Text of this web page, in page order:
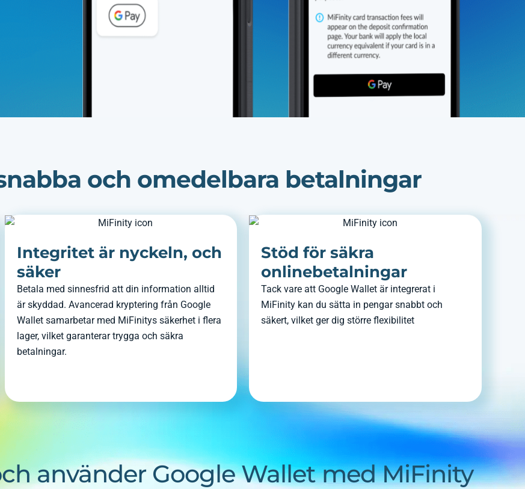
och omedelbara betalningar
Integritet är nyckeln, och
säker
Betala med sinnesfrid att din information alltid
är skyddad. Avancerad kryptering från Google
Wallet samarbetar med MiFinitys säkerhet i flera
lager, vilket garanterar trygga och säkra
betalningar.
Stöd för säkra
onlinebetalningar
Tack vare att Google Wallet är integrerat i
MiFinity kan du sätta in pengar snabbt och
säkert, vilket ger dig större flexibilitet
använder Google Wallet med MiFinity